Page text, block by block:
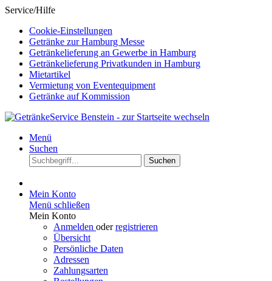
Service/Hilfe
Cookie-Einstellungen
Getränke zur Hamburg Messe
Getränkelieferung an Gewerbe in Hamburg
Getränkelieferung Privatkunden in Hamburg
Mietartikel
Vermietung von Eventequipment
Getränke auf Kommission
Menü
Suchen
Suchen
Mein Konto
Menü schließen
Mein Konto
Anmelden oderregistrieren
Übersicht
Persönliche Daten
Adressen
Zahlungsarten